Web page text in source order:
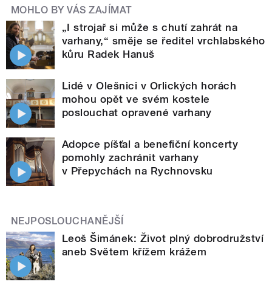
MOHLO BY VÁS ZAJÍMAT
„I strojař si může s chutí zahrát na
varhany,“ směje se ředitel vrchlabského
kůru Radek Hanuš
Lidé v Olešnici v Orlických horách
mohou opět ve svém kostele
poslouchat opravené varhany
Adopce píšťal a benefiční koncerty
pomohly zachránit varhany
v Přepychách na Rychnovsku
NEJPOSLOUCHANĚJŠÍ
Leoš Šimánek: Život plný dobrodružství
aneb Světem křížem krážem